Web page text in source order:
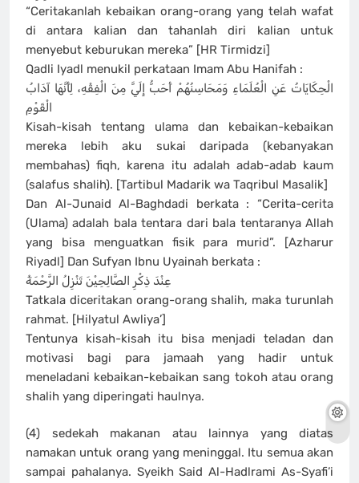
“Ceritakanlah kebaikan orang-orang yang telah wafat
di antara kalian dan tahanlah diri kalian untuk
menyebut keburukan mereka” [HR Tirmidzi]
Qadli Iyadl menukil perkataan Imam Abu Hanifah :
الْحِكَايَاتُ عَنِ الْعُلَمَاءِ وَمَحَاسِنُهُمْ أَحَبُّ إِلَيَّ مِنَ الْفِقْهِ، لِأَنَّهَا آدَابُ
الْقَوْمِ
Kisah-kisah tentang ulama dan kebaikan-kebaikan
mereka lebih aku sukai daripada (kebanyakan
membahas) fiqh, karena itu adalah adab-adab kaum
(salafus shalih). [Tartibul Madarik wa Taqribul Masalik]
Dan Al-Junaid Al-Baghdadi berkata : “Cerita-cerita
(Ulama) adalah bala tentara dari bala tentaranya Allah
yang bisa menguatkan fisik para murid”. [Azharur
Riyadl] Dan Sufyan Ibnu Uyainah berkata :
عِنْدَ ذِكْرِ الصَّالِحِيْنَ تَنْزِلُ الرَّحْمَةُ
Tatkala diceritakan orang-orang shalih, maka turunlah
rahmat. [Hilyatul Awliya’]
Tentunya kisah-kisah itu bisa menjadi teladan dan
motivasi bagi para jamaah yang hadir untuk
meneladani kebaikan-kebaikan sang tokoh atau orang
shalih yang diperingati haulnya.
(4) sedekah makanan atau lainnya yang diatas
namakan untuk orang yang meninggal. Itu semua akan
sampai pahalanya. Syeikh Said Al-Hadlrami As-Syafi’i